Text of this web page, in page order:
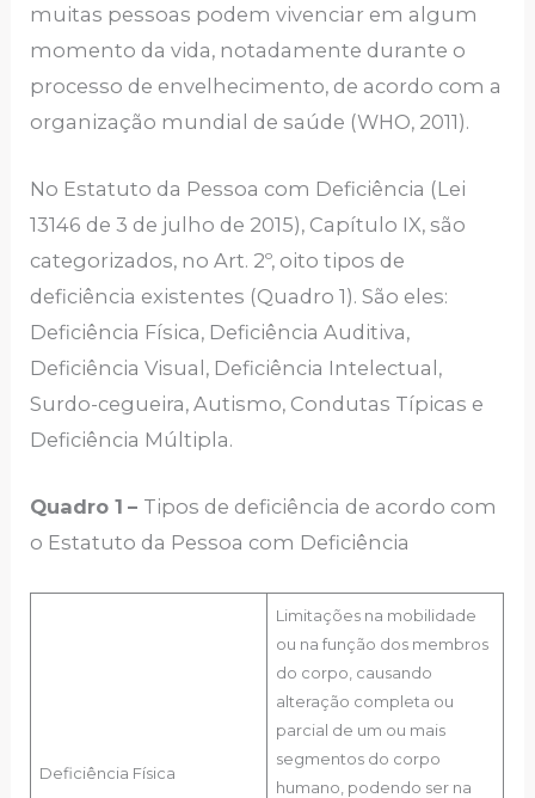
muitas pessoas podem vivenciar em algum
momento da vida, notadamente durante o
processo de envelhecimento, de acordo com a
organização mundial de saúde (WHO, 2011).
No Estatuto da Pessoa com Deficiência (Lei
13146 de 3 de julho de 2015), Capítulo IX, são
categorizados, no Art. 2º, oito tipos de
deficiência existentes (Quadro 1). São eles:
Deficiência Física, Deficiência Auditiva,
Deficiência Visual, Deficiência Intelectual,
Surdo-cegueira, Autismo, Condutas Típicas e
Deficiência Múltipla.
Quadro 1 – Tipos de deficiência de acordo com
o Estatuto da Pessoa com Deficiência
Deficiência Física
Limitações na mobilidade
ou na função dos membros
do corpo, causando
alteração completa ou
parcial de um ou mais
segmentos do corpo
humano, podendo ser na